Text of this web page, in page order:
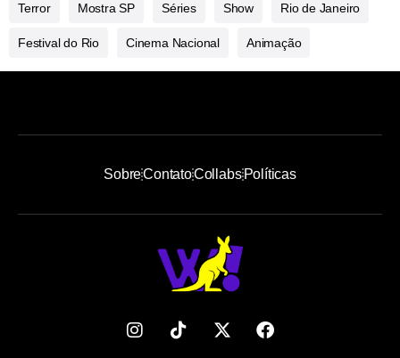
Terror Mostra SP Séries Show Rio de Janeiro
Festival do Rio Cinema Nacional Animação
SobreContatoCollabsPolíticas